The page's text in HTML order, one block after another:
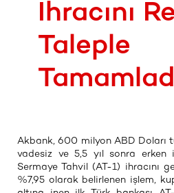
İhracını
Taleple
Akbank, 600 milyon ABD Doları
vadesiz ve 5,5 yıl sonra
Sermaye Tahvil (AT-1) ihracını
%7,95 olarak belirlenen işlem,